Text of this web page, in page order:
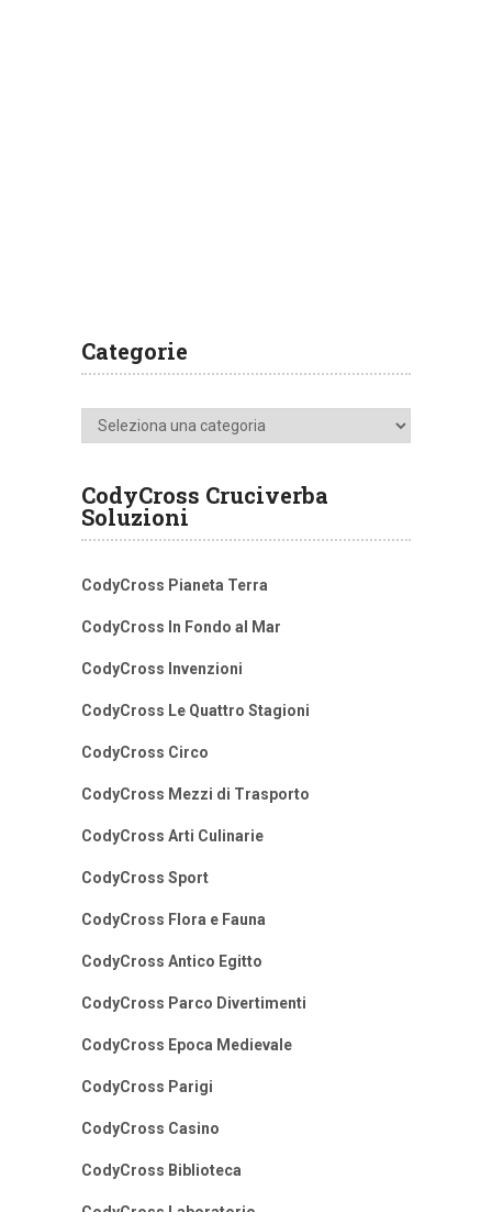
Categorie
Categorie
CodyCross Cruciverba
Soluzioni
CodyCross Pianeta Terra
CodyCross In Fondo al Mar
CodyCross Invenzioni
CodyCross Le Quattro Stagioni
CodyCross Circo
CodyCross Mezzi di Trasporto
CodyCross Arti Culinarie
CodyCross Sport
CodyCross Flora e Fauna
CodyCross Antico Egitto
CodyCross Parco Divertimenti
CodyCross Epoca Medievale
CodyCross Parigi
CodyCross Casino
CodyCross Biblioteca